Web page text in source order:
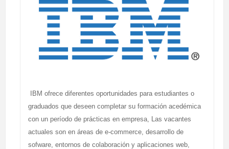
IBM ofrece diferentes oportunidades para estudiantes o
graduados que deseen completar su formación acedémica
con un período de prácticas en empresa, Las vacantes
actuales son en áreas de e-commerce, desarrollo de
sofware, entornos de colaboración y aplicaciones web,